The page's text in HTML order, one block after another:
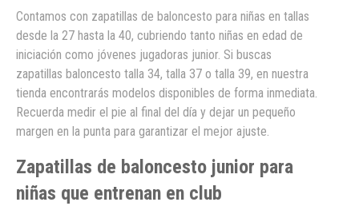
Contamos con zapatillas de baloncesto para niñas en tallas
desde la 27 hasta la 40, cubriendo tanto niñas en edad de
iniciación como jóvenes jugadoras junior. Si buscas
zapatillas baloncesto talla 34, talla 37 o talla 39, en nuestra
tienda encontrarás modelos disponibles de forma inmediata.
Recuerda medir el pie al final del día y dejar un pequeño
margen en la punta para garantizar el mejor ajuste.
Zapatillas de baloncesto junior para
niñas que entrenan en club